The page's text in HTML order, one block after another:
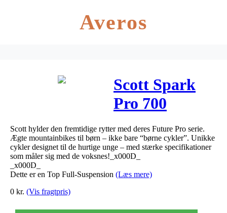
Averos
Scott Spark
Pro 700
Future Pro
2020
Scott hylder den fremtidige rytter med deres Future Pro serie.
Ægte mountainbikes til børn – ikke bare “børne cykler”. Unikke
cykler designet til de hurtige unge – med stærke specifikationer
som måler sig med de voksnes!_x000D_
_x000D_
Dette er en Top Full-Suspension (Læs mere)
0 kr. (Vis fragtpris)